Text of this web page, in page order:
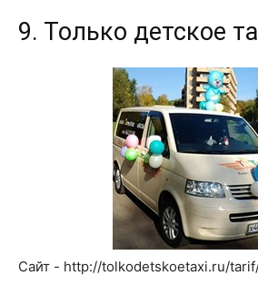
9. Только детское
Сайт - http://tolkodetskoetaxi.ru/